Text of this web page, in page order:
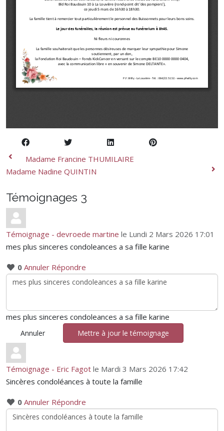
Madame Francine THUMILAIRE
Madame Nadine QUINTIN
Témoignages 3
Témoignage - devroede martine le Lundi 2 Mars 2026 17:01
mes plus sinceres condoleances a sa fille karine
0 Annuler Répondre
mes plus sinceres condoleances a sa fille karine
Annuler Mettre à jour le témoignage
Témoignage - Eric Fagot le Mardi 3 Mars 2026 17:42
Sincères condoléances à toute la famille
0 Annuler Répondre